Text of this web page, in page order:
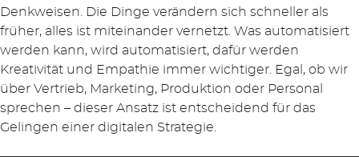
Denkweisen. Die Dinge verändern sich schneller als
früher, alles ist miteinander vernetzt. Was automatisiert
werden kann, wird automatisiert, dafür werden
Kreativität und Empathie immer wichtiger. Egal, ob wir
über Vertrieb, Marketing, Produktion oder Personal
sprechen – dieser Ansatz ist entscheidend für das
Gelingen einer digitalen Strategie.